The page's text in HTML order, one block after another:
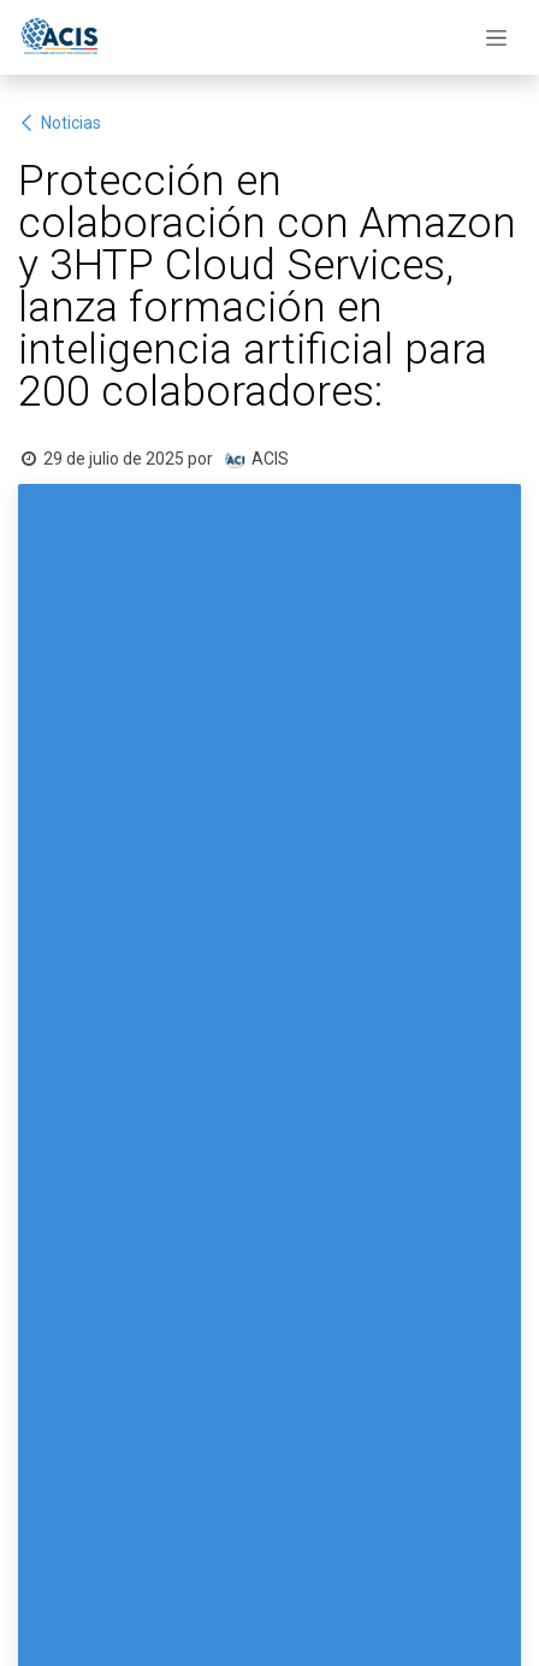
Noticias
Protección en
colaboración con Amazon
y 3HTP Cloud Services,
lanza formación en
inteligencia artificial para
200 colaboradores:
29 de julio de 2025 por ACIS